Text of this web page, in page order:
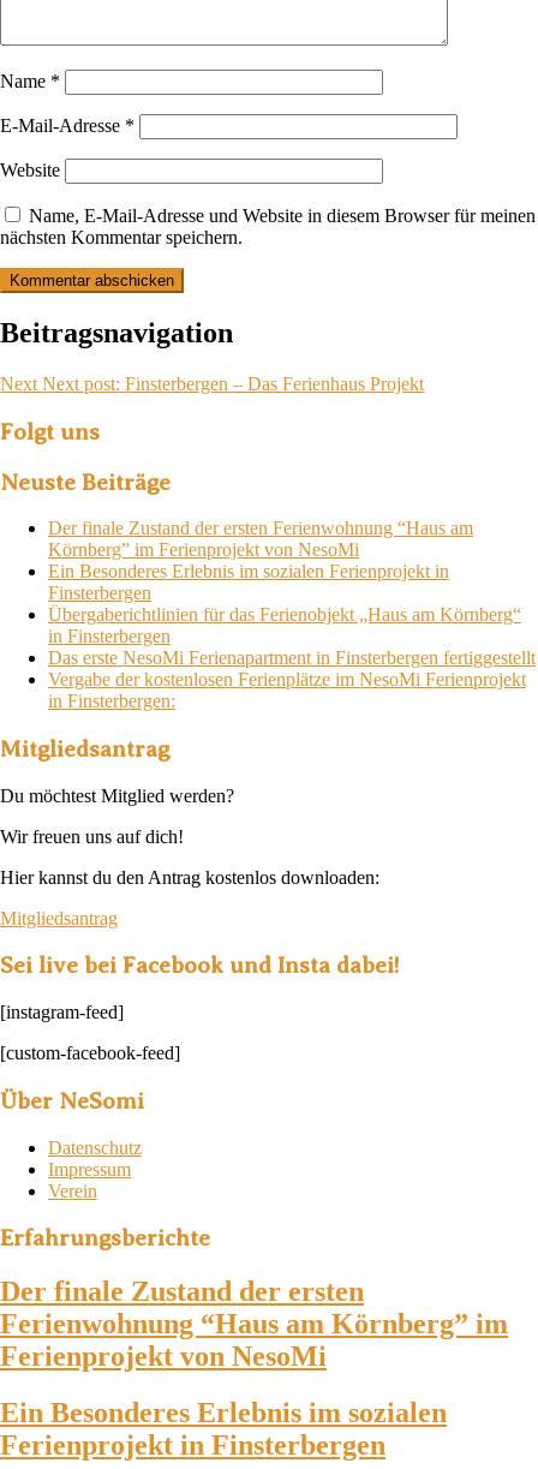
Name *
E-Mail-Adresse *
Website
Name, E-Mail-Adresse und Website in diesem Browser für meinen
nächsten Kommentar speichern.
Beitragsnavigation
Next Next post: Finsterbergen – Das Ferienhaus Projekt
Folgt uns
Neuste Beiträge
Der finale Zustand der ersten Ferienwohnung “Haus am
Körnberg” im Ferienprojekt von NesoMi
Ein Besonderes Erlebnis im sozialen Ferienprojekt in
Finsterbergen
Übergaberichtlinien für das Ferienobjekt „Haus am Körnberg“
in Finsterbergen
Das erste NesoMi Ferienapartment in Finsterbergen fertiggestellt
Vergabe der kostenlosen Ferienplätze im NesoMi Ferienprojekt
in Finsterbergen:
Mitgliedsantrag
Du möchtest Mitglied werden?
Wir freuen uns auf dich!
Hier kannst du den Antrag kostenlos downloaden:
Mitgliedsantrag
Sei live bei Facebook und Insta dabei!
[instagram-feed]
[custom-facebook-feed]
Über NeSomi
Datenschutz
Impressum
Verein
Erfahrungsberichte
Der finale Zustand der ersten
Ferienwohnung “Haus am Körnberg” im
Ferienprojekt von NesoMi
Ein Besonderes Erlebnis im sozialen
Ferienprojekt in Finsterbergen